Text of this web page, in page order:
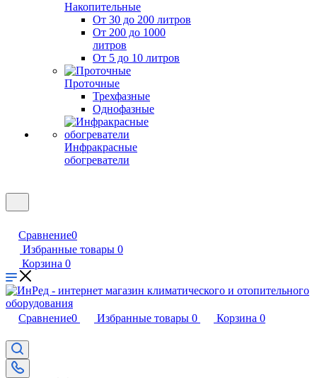
Накопительные
От 30 до 200 литров
От 200 до 1000
литров
От 5 до 10 литров
Проточные
Трехфазные
Однофазные
Инфракрасные
обогреватели
Сравнение0
Избранные товары 0
Корзина 0
Сравнение0 Избранные товары 0 Корзина 0